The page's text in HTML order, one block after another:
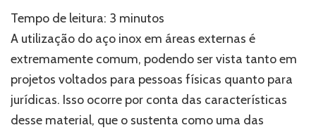
pingadeira
e
o
uso
do
aço
inox
Tempo de leitura: 3 minutos
A utilização do aço inox em áreas externas é
extremamente comum, podendo ser vista tanto em
projetos voltados para pessoas físicas quanto para
jurídicas. Isso ocorre por conta das características
desse material, que o sustenta como uma das